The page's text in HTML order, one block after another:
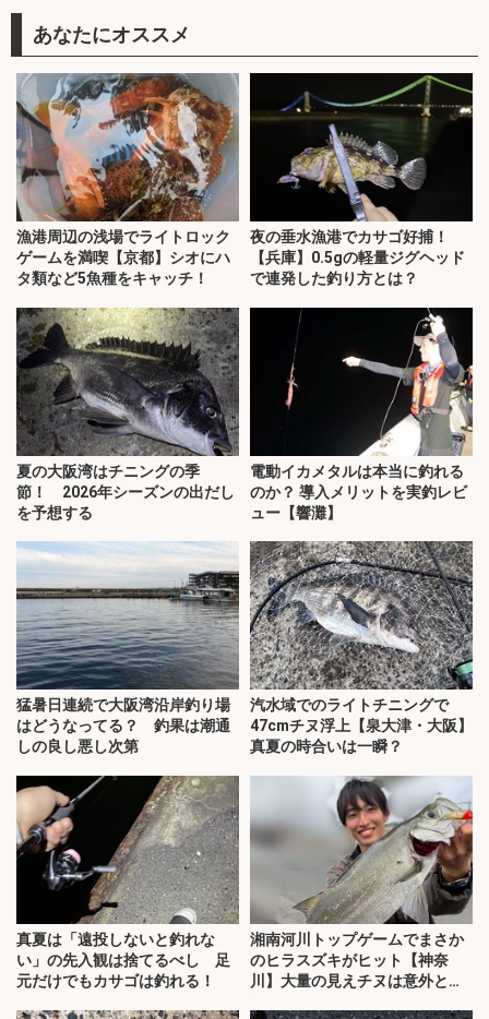
あなたにオススメ
漁港周辺の浅場でライトロック
ゲームを満喫【京都】シオにハ
タ類など5魚種をキャッチ！
夜の垂水漁港でカサゴ好捕！
【兵庫】0.5gの軽量ジグヘッド
で連発した釣り方とは？
夏の大阪湾はチニングの季
節！ 2026年シーズンの出だし
を予想する
電動イカメタルは本当に釣れる
のか？ 導入メリットを実釣レビ
ュー【響灘】
猛暑日連続で大阪湾沿岸釣り場
はどうなってる？ 釣果は潮通
しの良し悪し次第
汽水域でのライトチニングで
47cmチヌ浮上【泉大津・大阪】
真夏の時合いは一瞬？
真夏は「遠投しないと釣れな
い」の先入観は捨てるべし 足
元だけでもカサゴは釣れる！
湘南河川トップゲームでまさか
のヒラスズキがヒット【神奈
川】大量の見えチヌは意外と難